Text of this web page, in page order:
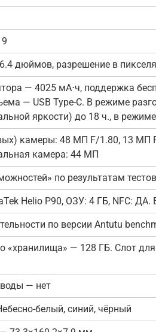
дюймов, разрешение в
— 4025 мА⋅ч, поддержка
— USB Type-C. В режиме
яркости) до 18 ч., в
камеры: 48 МП F/1.80, 13 МП
камера: 44 МП
по результатам
Helio P90, ОЗУ: 4 ГБ, NFC: ДА.
по версии Antutu
«хранилища» — 128 ГБ. Слот
— нет
белый, синий, чёрный